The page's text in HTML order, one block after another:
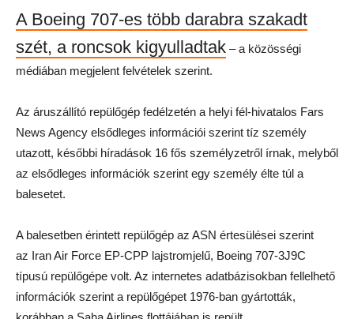
A Boeing 707-es több darabra szakadt
szét, a roncsok kigyulladtak – a közösségi
médiában megjelent felvételek szerint.
Az áruszállító repülőgép fedélzetén a helyi fél-hivatalos Fars
News Agency elsődleges információi szerint tíz személy
utazott, későbbi híradások 16 fős személyzetről írnak, melyből
az elsődleges információk szerint egy személy élte túl a
balesetet.
A balesetben érintett repülőgép az ASN értesülései szerint
az Iran Air Force EP-CPP lajstromjelű, Boeing 707-3J9C
típusú repülőgépe volt. Az internetes adatbázisokban fellelhető
információk szerint a repülőgépet 1976-ban gyártották,